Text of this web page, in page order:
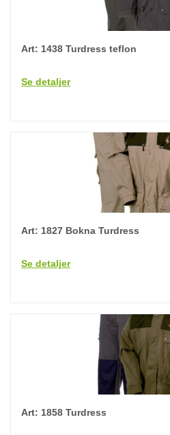
Art: 1438 Turdress teflon
Se detaljer
Art: 1827 Bokna Turdress
Se detaljer
Art: 1858 Turdress